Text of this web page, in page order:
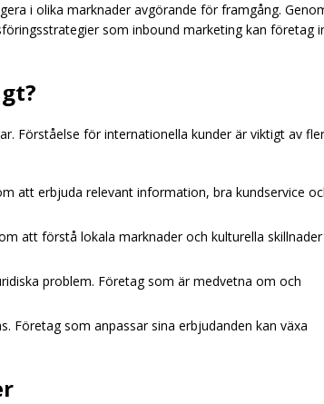
i olika marknader avgörande för framgång.
som inbound marketing kan företag
Förståelse för internationella kunder är viktigt av
att erbjuda relevant information, bra kundservice
att förstå lokala marknader och kulturella skillnader
problem. Företag som är medvetna om och
Företag som anpassar sina erbjudanden kan växa